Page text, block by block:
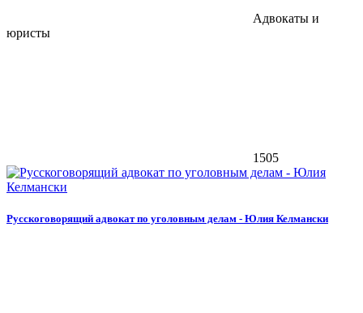
Адвокаты и
юристы
1505
Русскоговорящий адвокат по уголовным делам - Юлия Келмански